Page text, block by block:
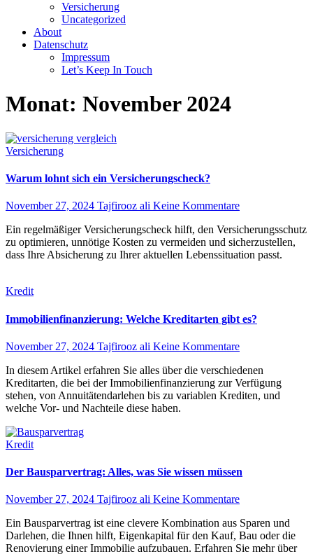
Versicherung
Uncategorized
About
Datenschutz
Impressum
Let’s Keep In Touch
Monat: November 2024
Versicherung
Warum lohnt sich ein Versicherungscheck?
November 27, 2024 Tajfirooz ali Keine Kommentare
Ein regelmäßiger Versicherungscheck hilft, den Versicherungsschutz
zu optimieren, unnötige Kosten zu vermeiden und sicherzustellen,
dass Ihre Absicherung zu Ihrer aktuellen Lebenssituation passt.
Kredit
Immobilienfinanzierung: Welche Kreditarten gibt es?
November 27, 2024 Tajfirooz ali Keine Kommentare
In diesem Artikel erfahren Sie alles über die verschiedenen
Kreditarten, die bei der Immobilienfinanzierung zur Verfügung
stehen, von Annuitätendarlehen bis zu variablen Krediten, und
welche Vor- und Nachteile diese haben.
Kredit
Der Bausparvertrag: Alles, was Sie wissen müssen
November 27, 2024 Tajfirooz ali Keine Kommentare
Ein Bausparvertrag ist eine clevere Kombination aus Sparen und
Darlehen, die Ihnen hilft, Eigenkapital für den Kauf, Bau oder die
Renovierung einer Immobilie aufzubauen. Erfahren Sie mehr über